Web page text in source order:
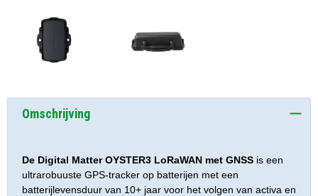
Omschrijving
De Digital Matter OYSTER3 LoRaWAN met GNSS is een
ultrarobuuste GPS-tracker op batterijen met een
batterijlevensduur van 10+ jaar voor het volgen van activa en